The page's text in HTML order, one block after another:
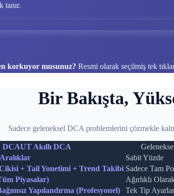
tanır.
korkuyor musunuz? Resmi olarak seçilmiş tek
Bir Bakışta,
Sadece geleneksel DCA problemlerini çözmekle
DCAUT Akıllı DCA
Sabit Yüzde
+ Tail Yonetimi + Trend Takibi Sadece Tam
Piyasalar) Ağırlıklı
Yapılandırma (Profesyonel) Tek Tip